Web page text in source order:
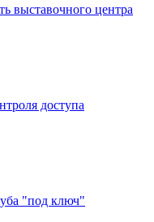
выставочного центра
доступа
"под ключ"